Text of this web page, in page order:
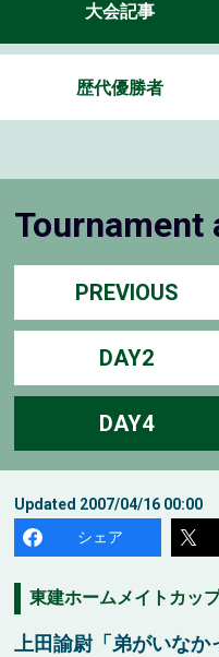
大会記事
歴代優勝者
Tournament
PREVIOUS
DAY2
DAY4
Updated 2007/04/16 00:00
シェア
東建ホームメイトカッ
上田諭尉「弟がいなか